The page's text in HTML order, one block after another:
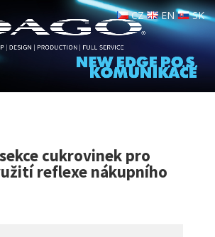
CZ EN SK
cukrovinek pro
reflexe nákupního